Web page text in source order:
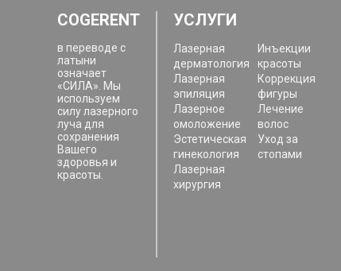
COGERENT
в переводе с
латыни
означает
«СИЛА». Мы
используем
силу лазерного
луча для
сохранения
Вашего
здоровья и
красоты.
УСЛУГИ
Лазерная
дерматология
Лазерная
эпиляция
Лазерное
омоложение
Эстетическая
гинекология
Лазерная
хирургия
Инъекции
красоты
Коррекция
фигуры
Лечение
волос
Уход за
стопами